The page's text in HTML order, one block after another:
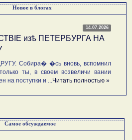
Новое в блогах
14.07.2026
изѣ ПЕТЕРБУРГА НА
Собира� �сь вновь, вспомнил
ты, в своем возвеличи вании
на поступки и ...Читать полностью »
Самое обсуждаемое